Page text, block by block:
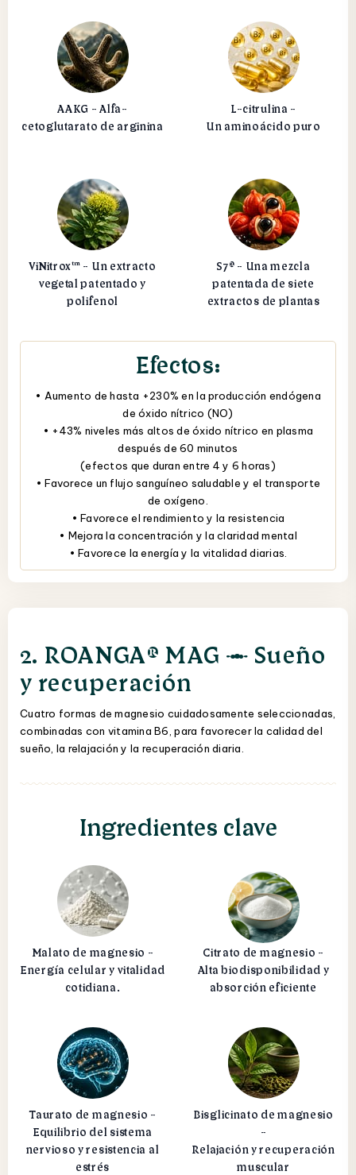
AAKG - Alfa-
cetoglutarato de arginina
L-citrulina -
Un aminoácido puro
ViNitrox™ - Un extracto
vegetal patentado y
polifenol
S7® - Una mezcla
patentada de siete
extractos de plantas
Efectos:
• Aumento de hasta +230% en la producción endógena
de óxido nítrico (NO)
• +43% niveles más altos de óxido nítrico en plasma
después de 60 minutos
(efectos que duran entre 4 y 6 horas)
• Favorece un flujo sanguíneo saludable y el transporte
de oxígeno.
• Favorece el rendimiento y la resistencia
• Mejora la concentración y la claridad mental
• Favorece la energía y la vitalidad diarias.
2. ROANGA® MAG — Sueño
y recuperación
Cuatro formas de magnesio cuidadosamente seleccionadas,
combinadas con vitamina B6, para favorecer la calidad del
sueño, la relajación y la recuperación diaria.
Ingredientes clave
Malato de magnesio -
Energía celular y vitalidad
cotidiana.
Citrato de magnesio -
Alta biodisponibilidad y
absorción eficiente
Taurato de magnesio -
Equilibrio del sistema
nervioso y resistencia al
estrés
Bisglicinato de magnesio
-
Relajación y recuperación
muscular